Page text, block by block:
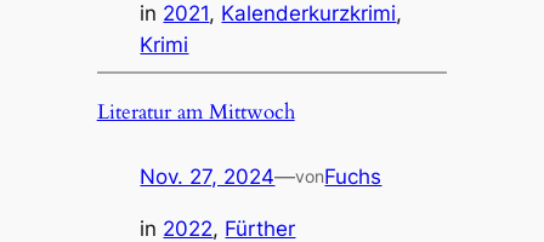
in 2021, Kalenderkurzkrimi
Krimi
Literatur am Mittwoch
Nov. 27, 2024—vonFuchs
in 2022, Fürther